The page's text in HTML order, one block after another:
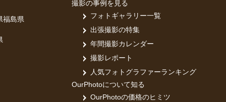
福島県
撮影の事例を見る
フォトギャラリー一覧
出張撮影の特集
年間撮影カレンダー
撮影レポート
人気フォトグラファーランキング
OurPhotoについて知る
OurPhotoの価格のヒミツ